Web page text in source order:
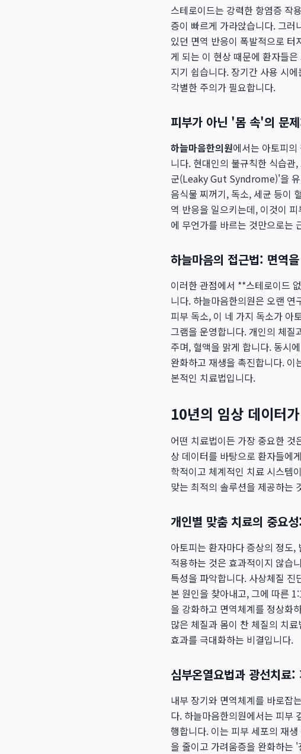
스테로이드는 강력한 항염증 작
증이 빠르게 가라앉습니다. 그
있던 면역 반응이 폭발적으로
게 되는 이 현상 때문에 환자들
지기 쉽습니다. 장기간 사용 시
각별한 주의가 필요합니다.
피부가 아닌 '몸 속'의 문
하늘마음한의원에서는 아토피
니다. 현대인의 불규칙한 식습
군(Leaky Gut Syndrome)'을 유
음식물 찌꺼기, 독소, 세균 등이
역 반응을 일으키는데, 이것이
에 무언가를 바르는 것만으로는
하늘마음의 접근법: 면역
이러한 관점에서 **스테로이드
니다. 하늘마음한의원은 오랜
피부 독소, 이 네 가지 독소가 아
그램을 운영합니다. 개인의 체
주며, 혈액을 맑게 합니다. 동시
완화하고 재생을 촉진합니다.
본적인 치료법입니다.
10년의 임상 데이터
어떤 치료법이든 가장 중요한
상 데이터를 바탕으로 환자들에
학적이고 체계적인 치료 시스템
맞는 최적의 솔루션을 제공하는
개인별 맞춤 치료의 중요
아토피는 환자마다 증상의 정도
적용하는 것은 효과적이지 않습
특성을 파악합니다. 사상체질
본 원인을 찾아내고, 그에 따른
을 강화하고 면역체계를 정상화
많은 체질과 몸이 찬 체질의 치
효과를 극대화하는 비결입니다.
심부온열요법과 광선치료
내부 장기와 면역체계를 바로잡
다. 하늘마음한의원에서는 피부
행합니다. 이는 피부 세포의 재
을 줄이고 가려움증을 완화하는